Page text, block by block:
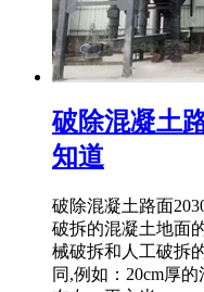
破除混凝土
知道
破除混凝土路面
破拆的混凝土地面
械破拆和人工破拆
同,例如：20cm厚